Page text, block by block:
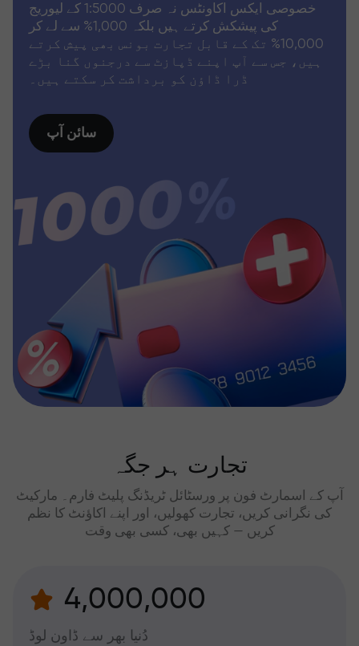
خصوصی ایکس اکاونٹس نہ صرف 1:5000 کے لیوریج
کی پیشکش کرتے ہیں بلکہ 1,000% سے لے کر
10,000% تک کے قابل تجارت بونس بھی پیش کرتے
ہیں، جس سے آپ اپنے ڈپازٹ سے درجنوں گنا بڑے
ڈرا ڈاؤن کو برداشت کر سکتے ہیں۔
سائن آپ
تجارت ہر جگہ
آپ کے اسمارٹ فون پر ورسٹائل ٹریڈنگ پلیٹ فارم۔ مارکیٹ
کی نگرانی کریں، تجارت کھولیں، اور اپنے اکاؤنٹ کا نظم
کریں — کہیں بھی، کسی بھی وقت
4,000,000
دُنیا بھر سے ڈاون لوڈ